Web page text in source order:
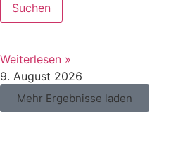
Suchen
Weiterlesen »
9. August 2026
Mehr Ergebnisse laden